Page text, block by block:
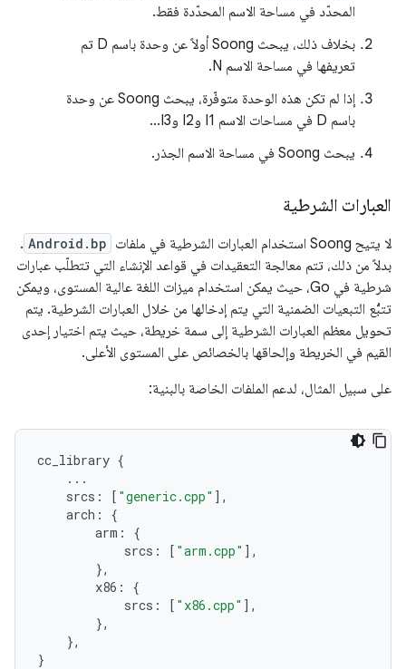
المحدّد في مساحة الاسم المحدّدة فقط.
بخلاف ذلك، يبحث Soong أولاً عن وحدة باسم D تم
تعريفها في مساحة الاسم N.
إذا لم تكن هذه الوحدة متوفّرة، يبحث Soong عن وحدة
باسم D في مساحات الاسم I1 وI2 وI3…
يبحث Soong في مساحة الاسم الجذر.
العبارات الشرطية
لا يتيح Soong استخدام العبارات الشرطية في ملفات Android.bp
.
بدلاً من ذلك، تتم معالجة التعقيدات في قواعد الإنشاء التي تتطلّب عبارات
شرطية في Go، حيث يمكن استخدام ميزات اللغة عالية المستوى، ويمكن
تتبُّع التبعيات الضمنية التي يتم إدخالها من خلال العبارات الشرطية. يتم
تحويل معظم العبارات الشرطية إلى سمة خريطة، حيث يتم اختيار إحدى
القيم في الخريطة وإلحاقها بالخصائص على المستوى الأعلى.
على سبيل المثال، لدعم الملفات الخاصة بالبنية:
cc_library {
...
srcs : [ "generic.cpp" ],
arch :
{
arm :
{
srcs : [ "arm.cpp" ],
},
x86 :
{
srcs : [ "x86.cpp" ],
},
},
}